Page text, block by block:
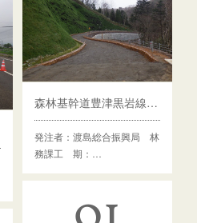
森林基幹道豊津黒岩線開設工事
発注者：渡島総合振興局 林
務課工 期：…